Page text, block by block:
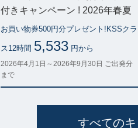
付きキャンペーン ! 2026年春夏
お買い物券500円分プレゼント!KSSクラ
ス12時間 5,533 円から
2026年4月1日～2026年9月30日 ご出発分
まで
すべての